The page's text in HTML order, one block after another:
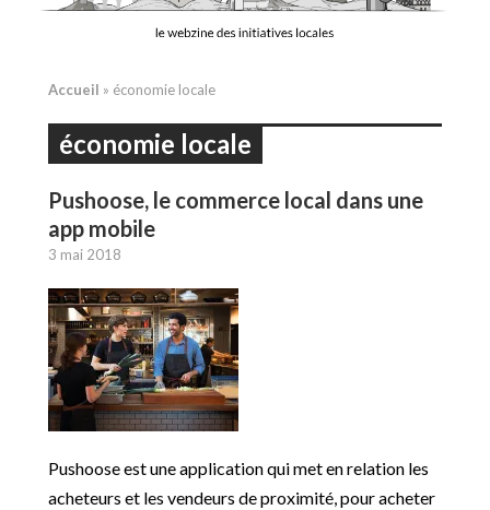
Accueil » économie locale
économie locale
Pushoose, le commerce local dans une
app mobile
3 mai 2018
Pushoose est une application qui met en relation les
acheteurs et les vendeurs de proximité, pour acheter